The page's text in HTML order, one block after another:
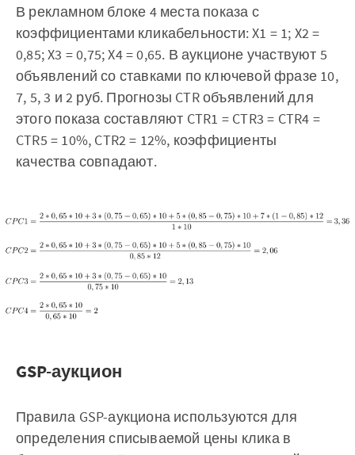
В рекламном блоке 4 места показа с
коэффициентами кликабельности: X1 = 1; X2 =
0,85; X3 = 0,75; X4 = 0,65. В аукционе участвуют 5
объявлений со ставками по ключевой фразе 10,
7, 5, 3 и 2 руб. Прогнозы CTR объявлений для
этого показа составляют CTR1 = CTR3 = CTR4 =
CTR5 = 10%, CTR2 = 12%, коэффициенты
качества совпадают.
GSP-аукцион
Правила GSP-аукциона используются для
определения списываемой цены клика в